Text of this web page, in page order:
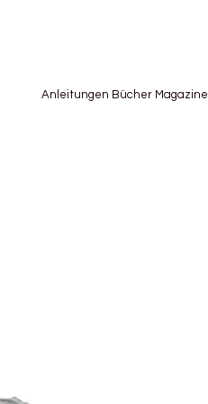
Anleitungen Bücher Magazine